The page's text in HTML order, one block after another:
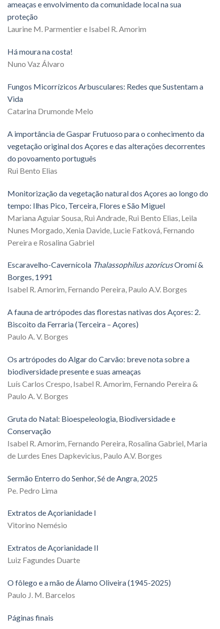
ameaças e envolvimento da comunidade local na sua
proteção
Laurine M. Parmentier e Isabel R. Amorim
Há moura na costa!
Nuno Vaz Álvaro
Fungos Micorrízicos Arbusculares: Redes que Sustentam a
Vida
Catarina Drumonde Melo
A importância de Gaspar Frutuoso para o conhecimento da
vegetação original dos Açores e das alterações decorrentes
do povoamento português
Rui Bento Elias
Monitorização da vegetação natural dos Açores ao longo do
tempo: Ilhas Pico, Terceira, Flores e São Miguel
Mariana Aguiar Sousa, Rui Andrade, Rui Bento Elias, Leila
Nunes Morgado, Xenia Davide, Lucie Fatková, Fernando
Pereira e Rosalina Gabriel
Escaravelho-Cavernícola Thalassophilus azoricusOromí &
Borges, 1991
Isabel R. Amorim, Fernando Pereira, Paulo A.V. Borges
A fauna de artrópodes das florestas nativas dos Açores: 2.
Biscoito da Ferraria (Terceira – Açores)
Paulo A. V. Borges
Os artrópodes do Algar do Carvão: breve nota sobre a
biodiversidade presente e suas ameaças
Luís Carlos Crespo, Isabel R. Amorim, Fernando Pereira &
Paulo A. V. Borges
Gruta do Natal: Bioespeleologia, Biodiversidade e
Conservação
Isabel R. Amorim, Fernando Pereira, Rosalina Gabriel, Maria
de Lurdes Enes Dapkevicius, Paulo A.V. Borges
Sermão Enterro do Senhor, Sé de Angra, 2025
Pe. Pedro Lima
Extratos de Açorianidade I
Vitorino Nemésio
Extratos de Açorianidade II
Luiz Fagundes Duarte
O fôlego e a mão de Álamo Oliveira (1945-2025)
Paulo J. M. Barcelos
Páginas finais